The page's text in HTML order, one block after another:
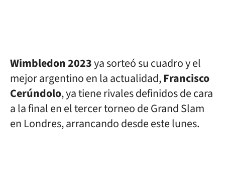
Wimbledon 2023ya sorteó su cuadro y el
mejor argentino en la actualidad,Francisco
Cerúndolo, ya tiene rivales definidos de cara
a la final en el tercer torneo de Grand Slam
en Londres, arrancando desde este lunes.